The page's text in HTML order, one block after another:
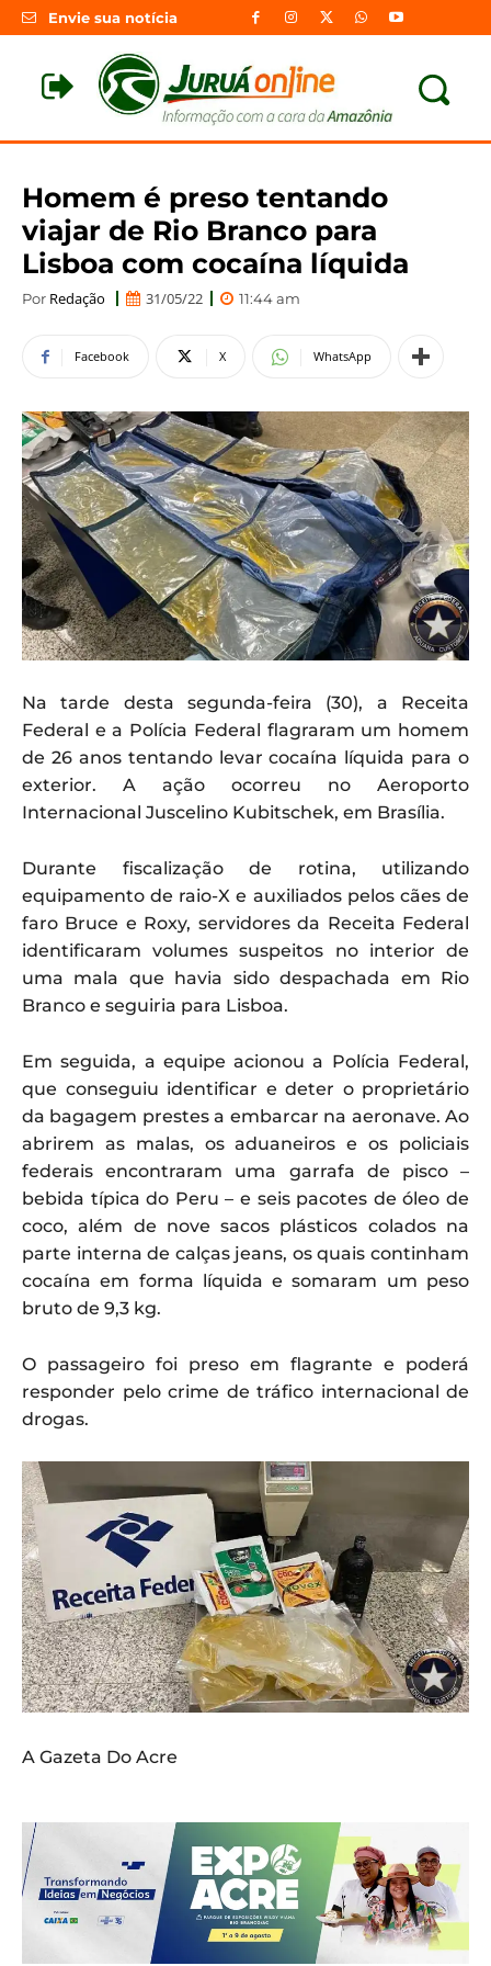
Envie sua notícia
Homem é preso tentando
viajar de Rio Branco para
Lisboa com cocaína líquida
Por Redação 31/05/22 11:44 am
Facebook X WhatsApp
Na tarde desta segunda-feira (30), a Receita
Federal e a Polícia Federal flagraram um homem
de 26 anos tentando levar cocaína líquida para o
exterior. A ação ocorreu no Aeroporto
Internacional Juscelino Kubitschek, em Brasília.
Durante fiscalização de rotina, utilizando
equipamento de raio-X e auxiliados pelos cães de
faro Bruce e Roxy, servidores da Receita Federal
identificaram volumes suspeitos no interior de
uma mala que havia sido despachada em Rio
Branco e seguiria para Lisboa.
Em seguida, a equipe acionou a Polícia Federal,
que conseguiu identificar e deter o proprietário
da bagagem prestes a embarcar na aeronave. Ao
abrirem as malas, os aduaneiros e os policiais
federais encontraram uma garrafa de pisco –
bebida típica do Peru – e seis pacotes de óleo de
coco, além de nove sacos plásticos colados na
parte interna de calças jeans, os quais continham
cocaína em forma líquida e somaram um peso
bruto de 9,3 kg.
O passageiro foi preso em flagrante e poderá
responder pelo crime de tráfico internacional de
drogas.
A Gazeta Do Acre